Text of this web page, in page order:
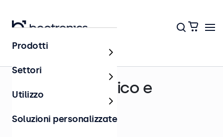
Supporto tecnico e
Prodotti
Settori
Utilizzo
Soluzioni personalizzate